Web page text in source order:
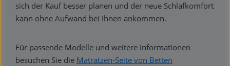
sich der Kauf besser planen und der neue Schlafkomfort
kann ohne Aufwand bei Ihnen ankommen.
Für passende Modelle und weitere Informationen
besuchen Sie die Matratzen-Seite von Betten